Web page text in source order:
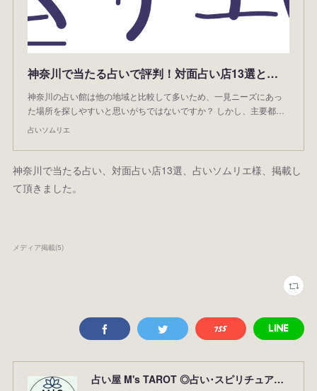
神奈川で当たる占いで評判！対面占い店13選と話題の人気占い師まとめ【最新版】
神奈川の占い館は他の地域と比較して多いため、一見ニーズにあっ
た場所を探しやすいと思いがちではないですか？ しかし、主要都…
占いソムリエ
神奈川で当たる占い、対面占い店13選、占いソムリエ様、掲載し
て頂きました。
メディア掲載(5)
占い屋 M's TAROT ◎占い･スピリチュアル･霊能鑑定･霊視◎まのり占い／レイキ(霊気)／恋活･婚活／恋愛専門／横浜の占い／アプリ監修／レイキマスター【占い師MANORI®】